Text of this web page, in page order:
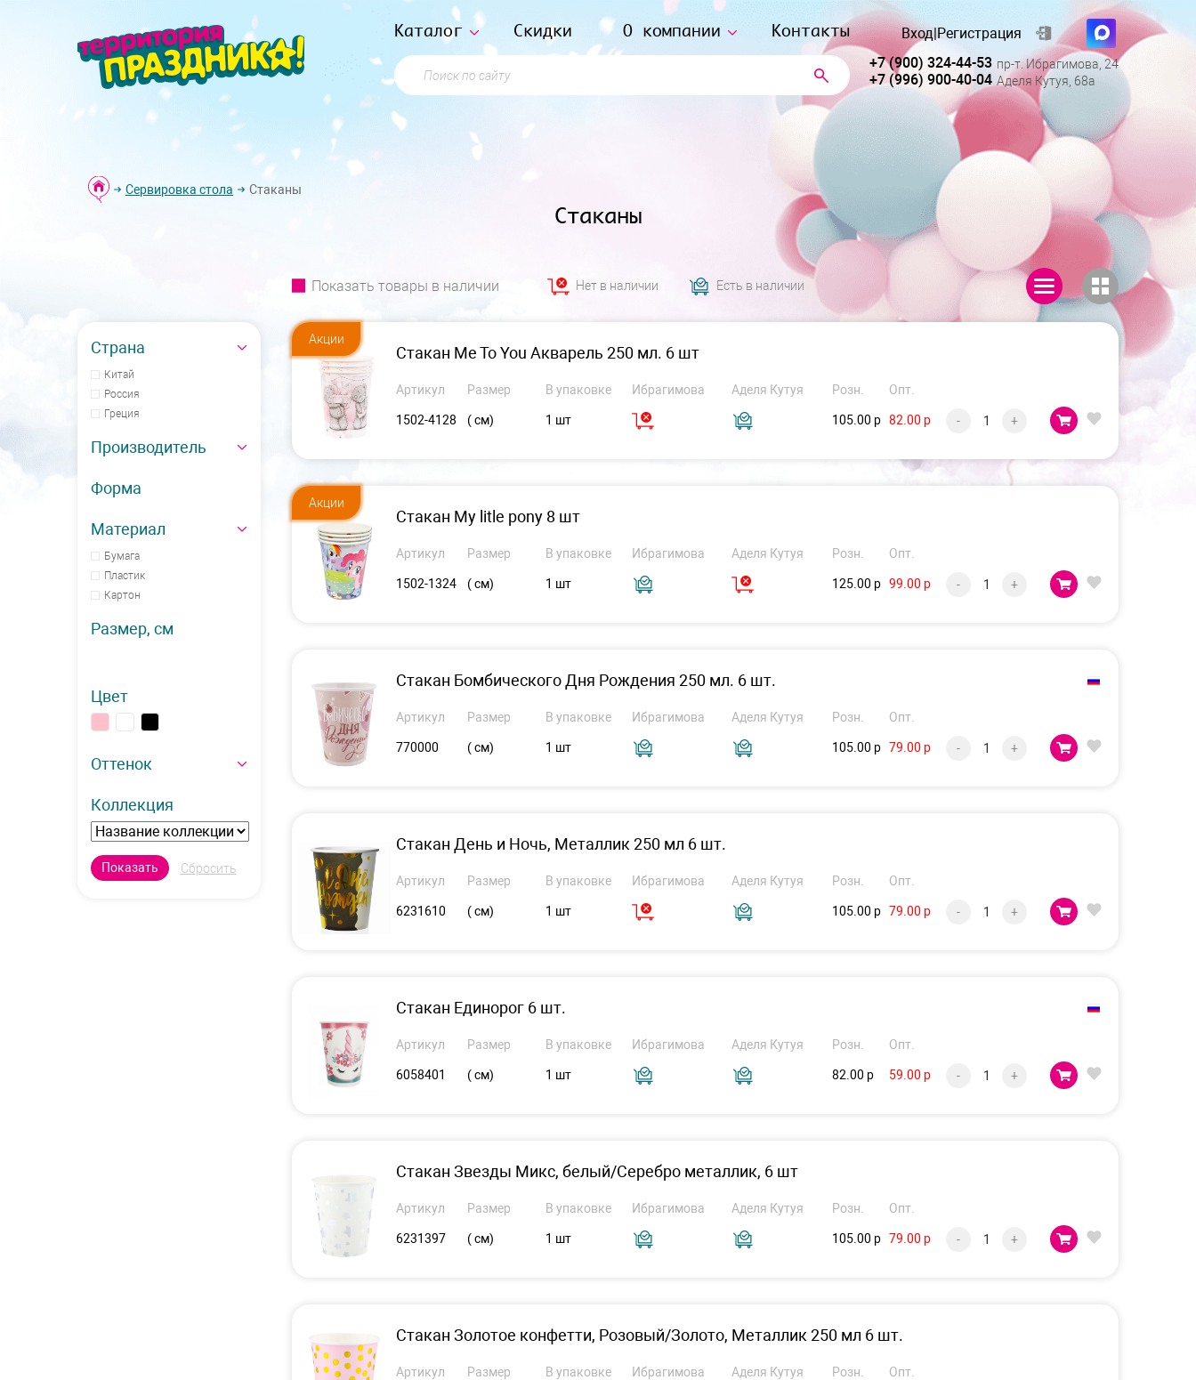
Каталог Скидки О компании Контакты
Поиск по сайту
Вход|Регистрация
+7 (900) 324-44-53 пр-т. Ибрагимова, 24
+7 (996) 900-40-04 Аделя Кутуя, 68а
Сервировка стола Стаканы
Стаканы
Страна
Китай
Россия
Греция
Производитель
Форма
Материал
Бумага
Пластик
Картон
Размер, см
Цвет
Оттенок
Коллекция
Показать товары в наличии Нет в наличии Есть в наличии
Стакан Me To You Акварель 250 мл. 6 шт
Артикул Размер В упаковке Ибрагимова Аделя Кутуя Розн. Опт.
1502-4128 ( см) 1 шт 105.00 р 82.00 р - +
Акции
Стакан My litle pony 8 шт
Артикул Размер В упаковке Ибрагимова Аделя Кутуя Розн. Опт.
1502-1324 ( см) 1 шт 125.00 р 99.00 р - +
Акции
Стакан Бомбического Дня Рождения 250 мл. 6 шт.
Артикул Размер В упаковке Ибрагимова Аделя Кутуя Розн. Опт.
770000 ( см) 1 шт 105.00 р 79.00 р - +
Стакан День и Ночь, Металлик 250 мл 6 шт.
Артикул Размер В упаковке Ибрагимова Аделя Кутуя Розн. Опт.
6231610 ( см) 1 шт 105.00 р 79.00 р - +
Стакан Единорог 6 шт.
Артикул Размер В упаковке Ибрагимова Аделя Кутуя Розн. Опт.
6058401 ( см) 1 шт 82.00 р 59.00 р - +
Стакан Звезды Микс, белый/Серебро металлик, 6 шт
Артикул Размер В упаковке Ибрагимова Аделя Кутуя Розн. Опт.
6231397 ( см) 1 шт 105.00 р 79.00 р - +
Стакан Золотое конфетти, Розовый/Золото, Металлик 250 мл 6 шт.
Артикул Размер В упаковке Ибрагимова Аделя Кутуя Розн. Опт.